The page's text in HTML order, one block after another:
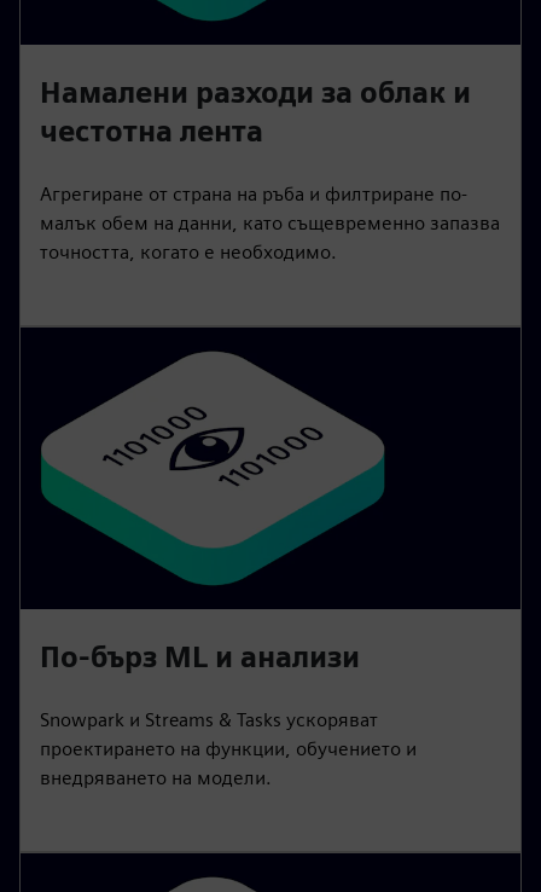
Намалени разходи за облак и
честотна лента
Агрегиране от страна на ръба и филтриране по-
малък обем на данни, като същевременно запазва
точността, когато е необходимо.
По-бърз ML и анализи
Snowpark и Streams & Tasks ускоряват
проектирането на функции, обучението и
внедряването на модели.